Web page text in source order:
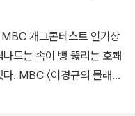
개그콘테스트 인기상
드는 속이 뻥 뚫리는 호쾌
. MBC 〈이경규의 몰래카